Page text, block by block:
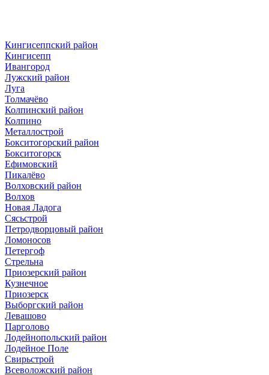
Кингисеппский район
Кингисепп
Ивангород
Лужский район
Луга
Толмачёво
Колпинский район
Колпино
Металлострой
Бокситогорский район
Бокситогорск
Ефимовский
Пикалёво
Волховский район
Волхов
Новая Ладога
Сясьстрой
Петродворцовый район
Ломоносов
Петергоф
Стрельна
Приозерский район
Кузнечное
Приозерск
Выборгский район
Левашово
Парголово
Лодейнопольский район
Лодейное Поле
Свирьстрой
Всеволожский район